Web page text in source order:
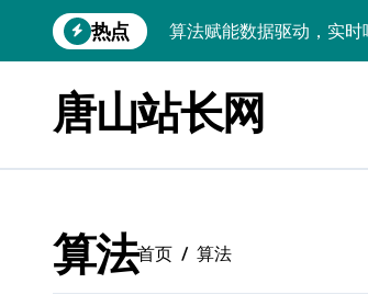
到
热点
算法赋能数据驱动，实
技术赋能：科技筑基实时
技术破局：实时引擎赋
技术赋能：实时数据处理
大数据赋能运维：实时
唐山站长网
算法首页 算法